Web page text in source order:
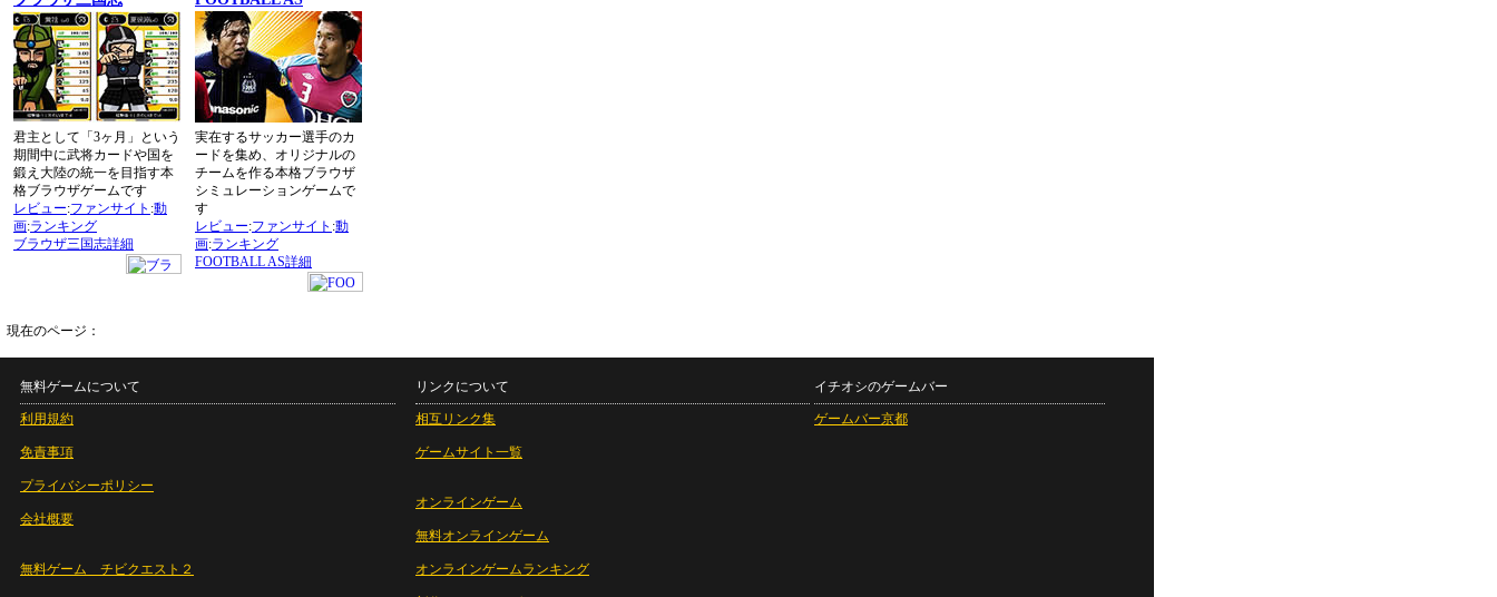
君主として「3ヶ月」という
期間中に武将カードや国を
鍛え大陸の統一を目指す本
格ブラウザゲームです
レビュー:ファンサイト :動
画:ランキング
ブラウザ三国志詳細
実在するサッカー選手のカ
ードを集め、オリジナルの
チームを作る本格ブラウザ
シミュレーションゲームで
す
レビュー:ファンサイト :動
画:ランキング
FOOTBALL AS詳細
現在のページ：
無料ゲームについて
利用規約
免責事項
プライバシーポリシー
会社概要
無料ゲーム チビクエスト２
リンクについて
相互リンク集
ゲームサイト一覧
オンラインゲーム
無料オンラインゲーム
オンラインゲームランキング
イチオシのゲームバー
ゲームバー京都